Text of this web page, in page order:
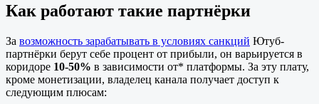
Как работают такие партнёрки
За возможность зарабатывать в условиях санкций Ютуб-
партнёрки берут себе процент от прибыли, он варьируется в
коридоре 10-50% в зависимости от* платформы. За эту плату,
кроме монетизации, владелец канала получает доступ к
следующим плюсам: